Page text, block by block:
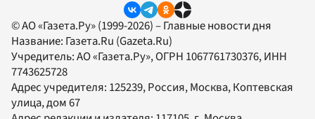
© АО «Газета.Ру» (1999-2026) – Главные новости дня
Название: Газета.Ru (Gazeta.Ru)
Учредитель:АО «Газета.Ру», ОГРН 1067761730376, ИНН
7743625728
Адрес учредителя: 125239, Россия, Москва, Коптевская
улица, дом 67